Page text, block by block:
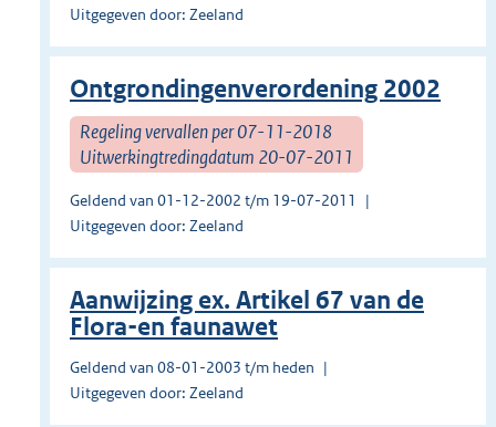
Uitgegeven door: Zeeland
Ontgrondingenverordening 2002
Regeling vervallen per 07-11-2018
Uitwerkingtredingdatum 20-07-2011
Geldend van 01-12-2002 t/m 19-07-2011
Uitgegeven door: Zeeland
Aanwijzing ex. Artikel 67 van de
Flora-en faunawet
Geldend van 08-01-2003 t/m heden
Uitgegeven door: Zeeland